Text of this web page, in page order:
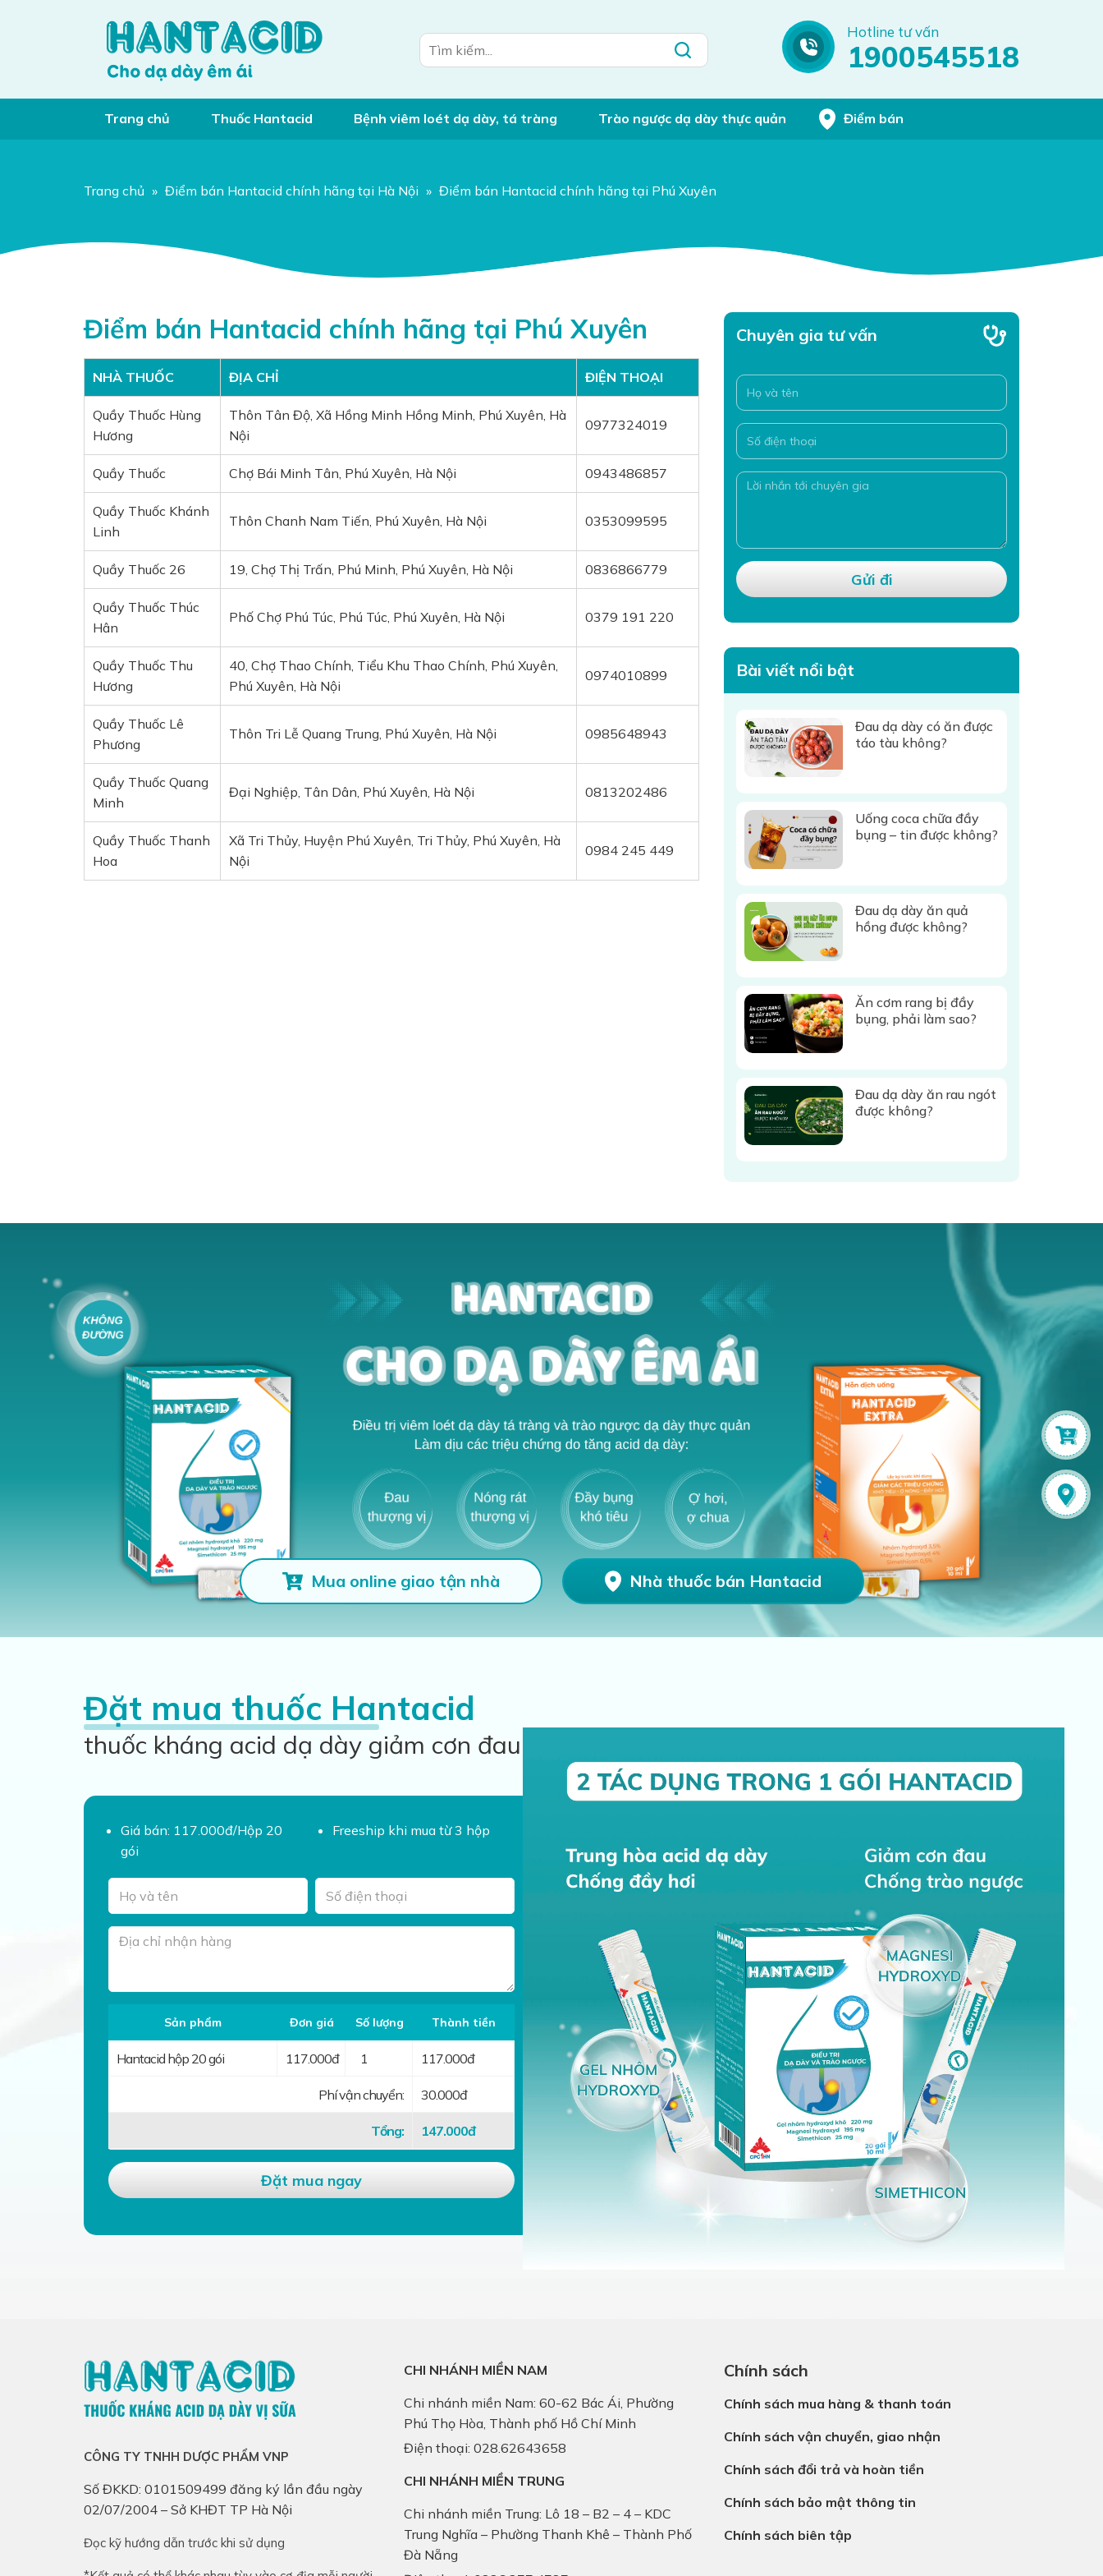
Hotline tư vấn
1900545518
Trang chủ Thuốc Hantacid Bệnh viêm loét dạ dày, tá tràng Trào ngược dạ dày thực quản Điểm bán
Trang chủ » Điểm bán Hantacid chính hãng tại Hà Nội » Điểm bán Hantacid chính hãng tại Phú Xuyên
Điểm bán Hantacid chính hãng tại Phú Xuyên
NHÀ THUỐC ĐỊA CHỈ ĐIỆN THOẠI
Quầy Thuốc Hùng
Hương
Thôn Tân Độ, Xã Hồng Minh Hồng Minh, Phú Xuyên, Hà
Nội
0977324019
Quầy Thuốc Chợ Bái Minh Tân, Phú Xuyên, Hà Nội 0943486857
Quầy Thuốc Khánh
Linh
Thôn Chanh Nam Tiến, Phú Xuyên, Hà Nội 0353099595
Quầy Thuốc 26 19, Chợ Thị Trấn, Phú Minh, Phú Xuyên, Hà Nội 0836866779
Quầy Thuốc Thúc
Hân
Phố Chợ Phú Túc, Phú Túc, Phú Xuyên, Hà Nội 0379 191 220
Quầy Thuốc Thu
Hương
40, Chợ Thao Chính, Tiểu Khu Thao Chính, Phú Xuyên,
Phú Xuyên, Hà Nội
0974010899
Quầy Thuốc Lê
Phương
Thôn Tri Lễ Quang Trung, Phú Xuyên, Hà Nội 0985648943
Quầy Thuốc Quang
Minh
Đại Nghiệp, Tân Dân, Phú Xuyên, Hà Nội 0813202486
Quầy Thuốc Thanh
Hoa
Xã Tri Thủy, Huyện Phú Xuyên, Tri Thủy, Phú Xuyên, Hà
Nội
0984 245 449
Chuyên gia tư vấn
Bài viết nổi bật
Đau dạ dày có ăn được
táo tàu không?
Uống coca chữa đầy
bụng – tin được không?
Đau dạ dày ăn quả
hồng được không?
Ăn cơm rang bị đầy
bụng, phải làm sao?
Đau dạ dày ăn rau ngót
được không?
Mua online giao tận nhà Nhà thuốc bán Hantacid
Đặt mua thuốc Hantacid
thuốc kháng acid dạ dày giảm cơn đau
Giá bán: 117.000đ/Hộp 20
gói
Freeship khi mua từ 3 hộp
Sản phẩm
Hantacid hộp 20 gói
Đơn giá
117.000đ
Số lượng Thành tiền
117.000đ
Phí vận chuyển: 30.000đ
Tổng: 147.000đ
CÔNG TY TNHH DƯỢC PHẨM VNP
Số ĐKKD: 0101509499 đăng ký lần đầu ngày
02/07/2004 – Sở KHĐT TP Hà Nội
Đọc kỹ hướng dẫn trước khi sử dụng
CHI NHÁNH MIỀN NAM
Chi nhánh miền Nam: 60-62 Bác Ái, Phường
Phú Thọ Hòa, Thành phố Hồ Chí Minh
Điện thoại: 028.62643658
CHI NHÁNH MIỀN TRUNG
Chi nhánh miền Trung: Lô 18 – B2 – 4 – KDC
Trung Nghĩa – Phường Thanh Khê – Thành Phố
Đà Nẵng
Chính sách
Chính sách mua hàng & thanh toán
Chính sách vận chuyển, giao nhận
Chính sách đổi trả và hoàn tiền
Chính sách bảo mật thông tin
Chính sách biên tập